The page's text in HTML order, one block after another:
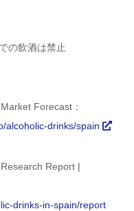
の飲酒は禁止
Forecast：
alcoholic-drinks/spain
Report |
drinks-in-spain/report